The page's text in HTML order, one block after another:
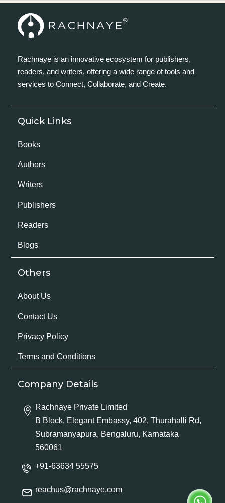
Rachnaye is an innovative ecosystem for publishers,
readers, and writers, offering a wide range of tools and
services to Connect, Collaborate, and Create.
Quick Links
Books
Authors
Writers
Publishers
Readers
Blogs
Others
About Us
Contact Us
Privacy Policy
Terms and Conditions
Company Details
Rachnaye Private Limited
B Block, Elegant Embassy, 402, Thurahalli Rd,
Subramanyapura, Bengaluru, Karnataka
560061
+91-63634 55575
reachus@rachnaye.com